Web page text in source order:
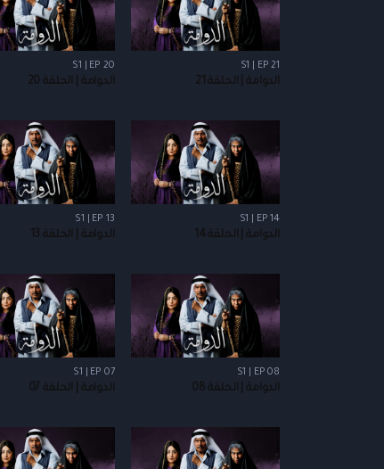
S1 | EP 21
الدوامة | الحلقة 21
S1 | EP 20
الدوامة | الحلقة 20
S1 | EP 14
الدوامة | الحلقة 14
S1 | EP 13
الدوامة | الحلقة 13
S1 | EP 08
الدوامة | الحلقة 08
S1 | EP 07
الدوامة | الحلقة 07